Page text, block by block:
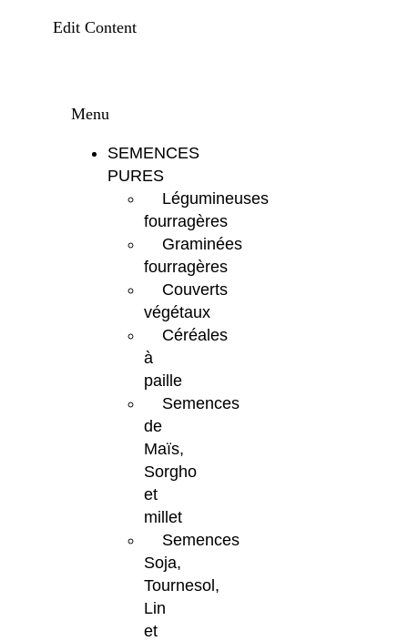
Edit Content
Menu
SEMENCES
PURES
Légumineuses
fourragères
Graminées
fourragères
Couverts
végétaux
Céréales
à
paille
Semences
de
Maïs,
Sorgho
et
millet
Semences
Soja,
Tournesol,
Lin
et